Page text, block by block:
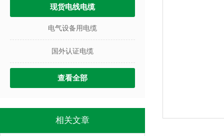
现货电线电缆
电气设备用电缆
国外认证电缆
查看全部
相关文章